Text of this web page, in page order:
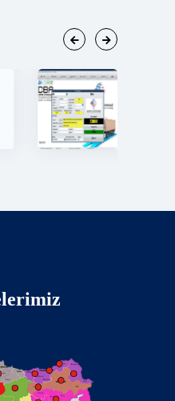
DBA Kantar Programı